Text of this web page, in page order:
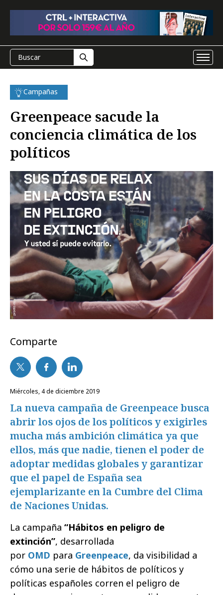
Campañas
Greenpeace sacude la
conciencia climática de los
políticos
Comparte
miércoles, 4 de diciembre 2019
La nueva campaña de Greenpeace busca
abrir los ojos de los políticos y exigirles
mucha más ambición climática ya que
ellos, más que nadie, tienen el poder de
adoptar medidas globales y garantizar
que el papel de España sea
ejemplarizante en la Cumbre del Clima
de Naciones Unidas.
La campaña “Hábitos en peligro de
extinción”, desarrollada
por OMD para Greenpeace, da visibilidad a
cómo una serie de hábitos de políticos y
políticas españoles corren el peligro de